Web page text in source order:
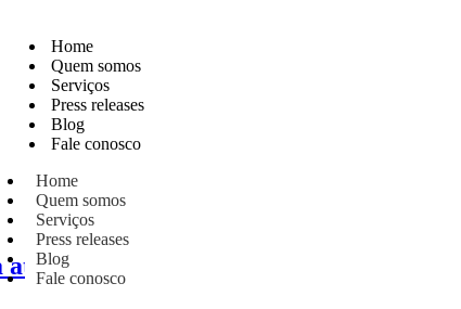
Home
Quem somos
Serviços
Press releases
Blog
Fale conosco
Home
Quem somos
Serviços
Press releases
Blog
Fale conoscoclientes em tempo de coronavírus